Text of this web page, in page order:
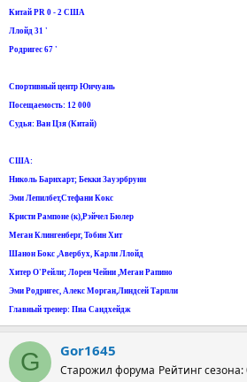
Китай PR 0 - 2 США
Ллойд 31 '
Родригес 67 '
Спортивный центр Юнчуань
Посещаемость: 12 000
Судья: Ван Цзя (Китай)
США:
Николь Барнхарт; Бекки Зауэрбрунн
Эми Лепилбет,Стефани Кокс
Кристи Рампоне (к),Рэйчел Бюлер
Меган Клингенберг, Toбин Хит
Шанон Бокс ,Авербух, Карли Ллойд
Хитер O'Рейли; Лорен Чейни ,Меган Рапино
Эми Родригес, Алекс Морган,Линдсей Тарпли
Главный тренер: Пиа Сандхейдж
G Gor1645
Старожил форума Рейтинг сезона: